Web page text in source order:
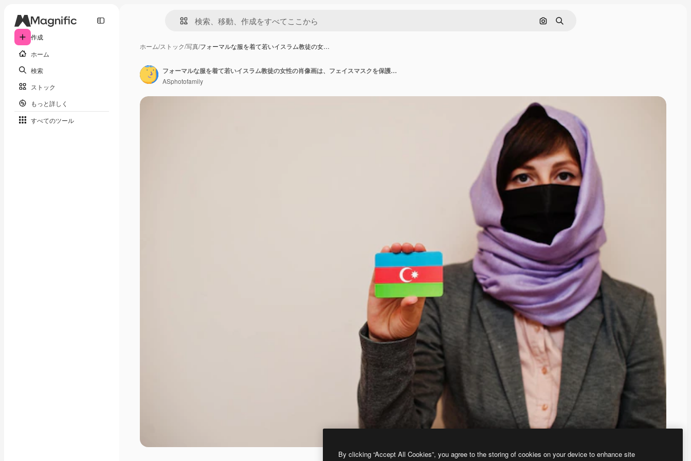
作成
ホーム
検索
ストック
もっと詳しく
すべてのツール
画像で検索
検索
ホーム/ストック/写真/フォーマルな服を着て若いイスラム教徒の女…
フォーマルな服を着て若いイスラム教徒の女性の肖像画は、フェイスマスクを保護し、ヒジャーブのヘッドスカーフは、孤立した背景コロナウイルスの国の概念に対してアゼルバイジャンの旗カードを保持します
ASphotofamily
By clicking “Accept All Cookies”, you agree to the storing of cookies on your device to enhance site